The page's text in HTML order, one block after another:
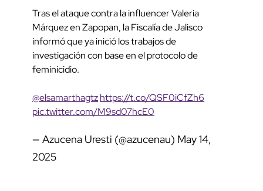
Tras el ataque contra la influencer Valeria
Márquez en Zapopan, la Fiscalía de Jalisco
informó que ya inició los trabajos de
investigación con base en el protocolo de
feminicidio.
@elsamarthagtzhttps://t.co/QSF0iCfZh6
pic.twitter.com/M9sd07hcE0
— Azucena Uresti (@azucenau) May 14,
2025